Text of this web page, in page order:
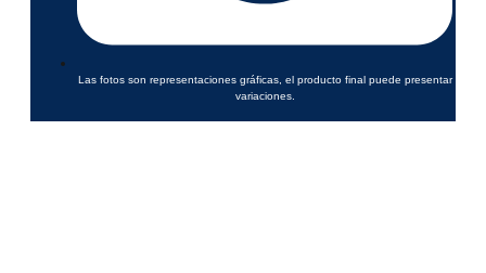
Las fotos son representaciones gráficas, el producto final puede presentar
variaciones.